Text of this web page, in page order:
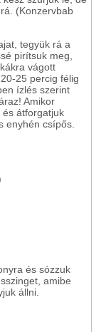
(Konzervbab
tegyük rá a
pirítsuk meg,
vágott
25 percig félig
ízlés szerint
Amikor
átforgatjuk
enyhén csípős.
és sózzuk
amibe
állni.